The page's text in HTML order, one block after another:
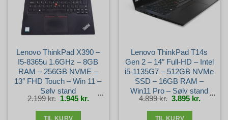
Lenovo ThinkPad X390 –
I5-8365u 1.6GHz – 8GB
RAM – 256GB NVME –
13″ FHD Touch – Win 11 –
Sølv stand
2.199kr. Den
oprindelige
pris
1.945 kr.Den
aktuelle
pris
Lenovo ThinkPad T14s
Gen 2 – 14″ Full-HD – Intel
i5-1135G7 – 512GB NVMe
SSD – 16GB RAM –
Win11 Pro – Sølv stand
4.899kr. Den
oprindelige
pris
3.895 kr.Den
aktuelle
pris